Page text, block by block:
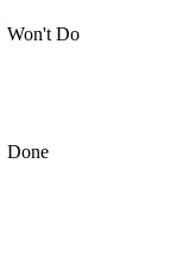
Won't Do
Done